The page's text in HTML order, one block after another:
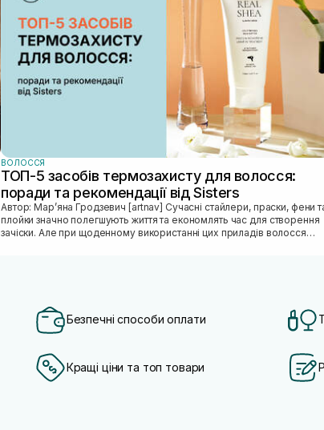
ВОЛОССЯ
ТОП-5 засобів термозахисту для волосся:
поради та рекомендації від Sisters
Автор: Марʼяна Гродзевич [artnav] Сучасні стайлери, праски, фени та
плойки значно полегшують життя та економлять час для створення
зачіски. Але при щоденному використанні цих приладів волосся
Безпечні способи оплати
Кращі ціни та топ товари